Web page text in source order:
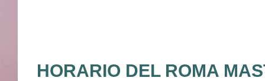
HORARIO DEL ROMA